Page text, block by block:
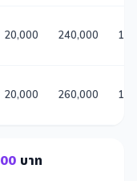
20,000 240,000
20,000 260,000
บาท